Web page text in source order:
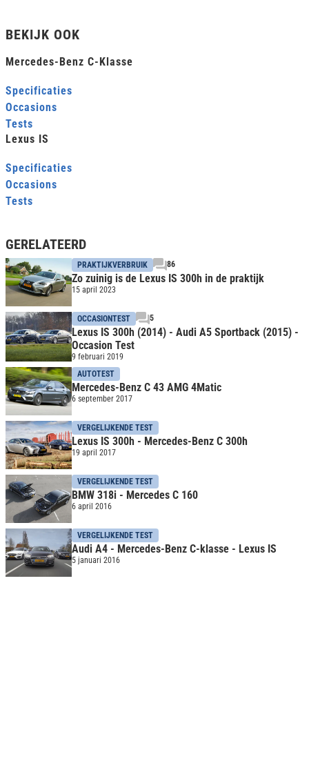
BEKIJK OOK
Mercedes-Benz C-Klasse
Specificaties
Occasions
Tests
Lexus IS
Specificaties
Occasions
Tests
GERELATEERD
PRAKTIJKVERBRUIK 86
Zo zuinig is de Lexus IS 300h in de praktijk
15 april 2023
OCCASIONTEST 5
Lexus IS 300h (2014) - Audi A5 Sportback (2015) -
Occasion Test
9 februari 2019
AUTOTEST
Mercedes-Benz C 43 AMG 4Matic
6 september 2017
VERGELIJKENDE TEST
Lexus IS 300h - Mercedes-Benz C 300h
19 april 2017
VERGELIJKENDE TEST
BMW 318i - Mercedes C 160
6 april 2016
VERGELIJKENDE TEST
Audi A4 - Mercedes-Benz C-klasse - Lexus IS
5 januari 2016